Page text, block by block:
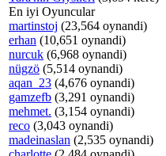
En iyi Oyuncular
martinstoj (23,564 oynandi)
erhan (10,651 oynandi)
nurcuk (6,968 oynandi)
nügzö (5,514 oynandi)
aqan_23 (4,676 oynandi)
gamzefb (3,291 oynandi)
mehmet. (3,154 oynandi)
reco (3,043 oynandi)
madeinaslan (2,535 oynandi)